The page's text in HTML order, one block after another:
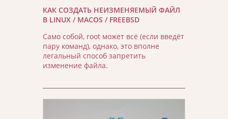
КАК СОЗДАТЬ НЕИЗМЕНЯЕМЫЙ ФАЙЛ
В LINUX / MACOS / FREEBSD
Само собой, root может всё (если введёт
пару команд), однако, это вполне
легальный способ запретить
изменение файла.